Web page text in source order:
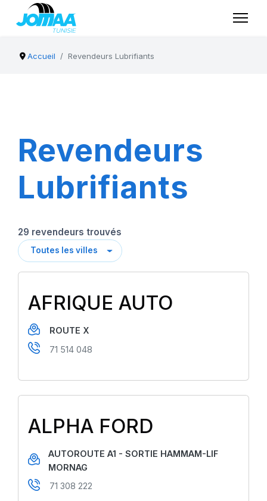
Accueil Revendeurs Lubrifiants
Revendeurs
Lubrifiants
29 revendeurs trouvés
AFRIQUE AUTO
ROUTE X
71 514 048
ALPHA FORD
AUTOROUTE A1 - SORTIE HAMMAM-LIF
MORNAG
71 308 222